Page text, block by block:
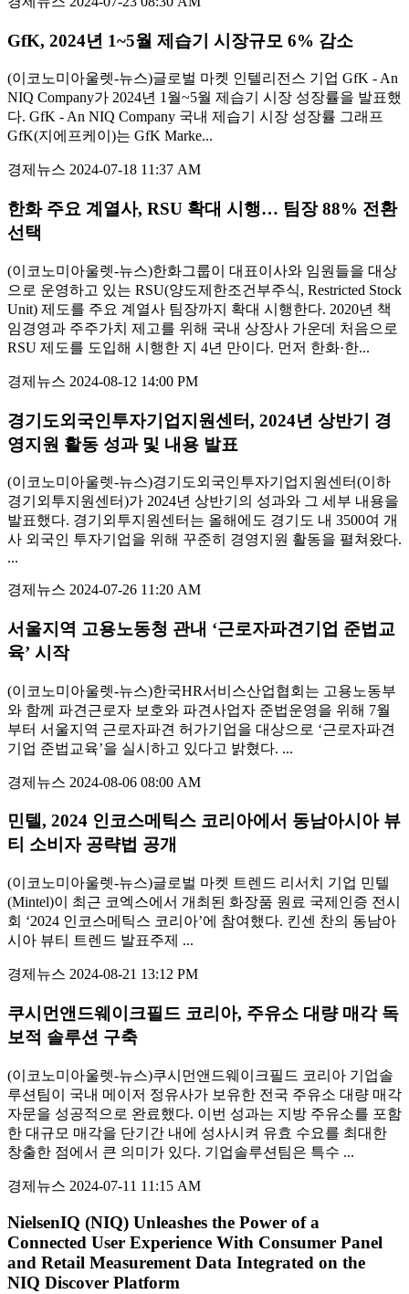
GfK, 2024년 1~5월 제습기 시장규모 6% 감소
(이코노미아울렛-뉴스)글로벌 마켓 인텔리전스 기업 GfK - An
NIQ Company가 2024년 1월~5월 제습기 시장 성장률을 발표했
다. GfK - An NIQ Company 국내 제습기 시장 성장률 그래프
GfK(지에프케이)는 GfK Marke...
경제뉴스 2024-07-18 11:37 AM
한화 주요 계열사, RSU 확대 시행… 팀장 88% 전환
선택
(이코노미아울렛-뉴스)한화그룹이 대표이사와 임원들을 대상
으로 운영하고 있는 RSU(양도제한조건부주식, Restricted Stock
Unit) 제도를 주요 계열사 팀장까지 확대 시행한다. 2020년 책
임경영과 주주가치 제고를 위해 국내 상장사 가운데 처음으로
RSU 제도를 도입해 시행한 지 4년 만이다. 먼저 한화·한...
경제뉴스 2024-08-12 14:00 PM
경기도외국인투자기업지원센터, 2024년 상반기 경
영지원 활동 성과 및 내용 발표
(이코노미아울렛-뉴스)경기도외국인투자기업지원센터(이하
경기외투지원센터)가 2024년 상반기의 성과와 그 세부 내용을
발표했다. 경기외투지원센터는 올해에도 경기도 내 3500여 개
사 외국인 투자기업을 위해 꾸준히 경영지원 활동을 펼쳐왔다.
...
경제뉴스 2024-07-26 11:20 AM
서울지역 고용노동청 관내 ‘근로자파견기업 준법교
육’ 시작
(이코노미아울렛-뉴스)한국HR서비스산업협회는 고용노동부
와 함께 파견근로자 보호와 파견사업자 준법운영을 위해 7월
부터 서울지역 근로자파견 허가기업을 대상으로 ‘근로자파견
기업 준법교육’을 실시하고 있다고 밝혔다. ...
경제뉴스 2024-08-06 08:00 AM
민텔, 2024 인코스메틱스 코리아에서 동남아시아 뷰
티 소비자 공략법 공개
(이코노미아울렛-뉴스)글로벌 마켓 트렌드 리서치 기업 민텔
(Mintel)이 최근 코엑스에서 개최된 화장품 원료 국제인증 전시
회 ‘2024 인코스메틱스 코리아’에 참여했다. 킨센 찬의 동남아
시아 뷰티 트렌드 발표주제 ...
경제뉴스 2024-08-21 13:12 PM
쿠시먼앤드웨이크필드 코리아, 주유소 대량 매각 독
보적 솔루션 구축
(이코노미아울렛-뉴스)쿠시먼앤드웨이크필드 코리아 기업솔
루션팀이 국내 메이저 정유사가 보유한 전국 주유소 대량 매각
자문을 성공적으로 완료했다. 이번 성과는 지방 주유소를 포함
한 대규모 매각을 단기간 내에 성사시켜 유효 수요를 최대한
창출한 점에서 큰 의미가 있다. 기업솔루션팀은 특수 ...
경제뉴스 2024-07-11 11:15 AM
NielsenIQ (NIQ) Unleashes the Power of a
Connected User Experience With Consumer Panel
and Retail Measurement Data Integrated on the
NIQ Discover Platform